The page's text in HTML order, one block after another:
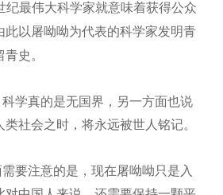
纪最伟大科学家就意味着获得公众
此以屠呦呦为代表的科学家发明青
史。
学真的是无国界，另一方面也说
社会之时，将永远被世人铭记。
要注意的是，现在屠呦呦只是入